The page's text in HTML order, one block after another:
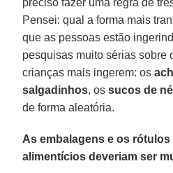
Pensei: qual a forma mais
que as pessoas estão
pesquisas muito sérias sobre
crianças mais ingerem: os
salgadinhos, ossucos de
de forma aleatória.
As embalagens e os
alimentícios deveriam ser